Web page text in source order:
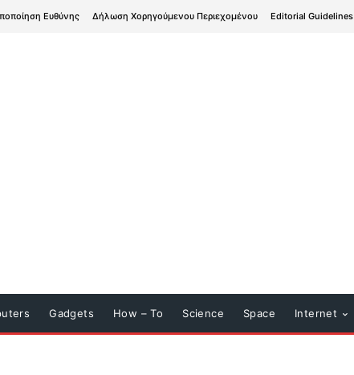
Ευθύνης Δήλωση Χορηγούμενου Περιεχομένου Editorial Guidelines
Gadgets How – To Science Space Internet